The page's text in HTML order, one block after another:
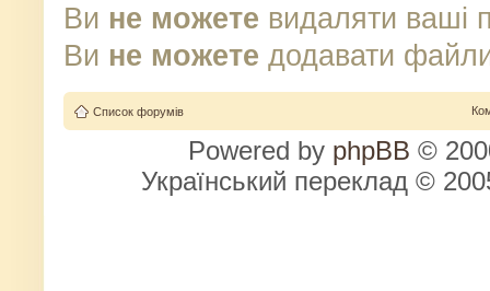
Ви не можете видаляти ваші
Ви не можете додавати
Список форумів
Powered by phpBB ©
Український переклад ©